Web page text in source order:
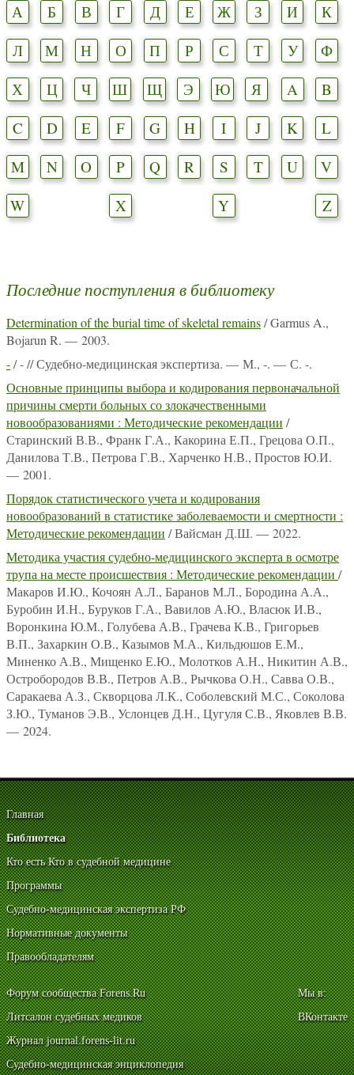
А Б В Г Д Е Ж З И
К
Л
М Н О П Р С Т У
Ф
Х
Ц Ч Ш Щ Э Ю Я A
B
C
D E F G H I J K
L
M
N O P Q R S T U
V
W
X Y Z
Последние поступления в библиотеку
Determination of the burial time of skeletal remains/ Garmus A.,
Bojarun R. — 2003.
-/ - // Судебно-медицинская экспертиза. — М., -. — С. -.
Основные принципы выбора и кодирования первоначальной
причины смерти больных со злокачественными
новообразованиями : Методические рекомендации /
Старинский В.В., Франк Г.А., Какорина Е.П., Грецова О.П.,
Данилова Т.В., Петрова Г.В., Харченко Н.В., Простов Ю.И.
— 2001.
Порядок статистического учета и кодирования
новообразований в статистике заболеваемости и смертности :
Методические рекомендации / Вайсман Д.Ш. — 2022.
Методика участия судебно-медицинского эксперта в осмотре
трупа на месте происшествия : Методические рекомендации /
Макаров И.Ю., Кочоян А.Л., Баранов М.Л., Бородина А.А.,
Буробин И.Н., Буруков Г.А., Вавилов А.Ю., Власюк И.В.,
Воронкина Ю.М., Голубева А.В., Грачева К.В., Григорьев
В.П., Захаркин О.В., Казымов М.А., Кильдюшов Е.М.,
Миненко А.В., Мищенко Е.Ю., Молотков А.Н., Никитин А.В.,
Остробородов В.В., Петров А.В., Рычкова О.Н., Савва О.В.,
Саракаева А.З., Скворцова Л.К., Соболевский М.С., Соколова
З.Ю., Туманов Э.В., Услонцев Д.Н., Цугуля С.В., Яковлев В.В.
— 2024.
Главная
Библиотека
Кто есть Кто в судебной медицине
Программы
Судебно-медицинская экспертиза РФ
Нормативные документы
Правообладателям
Форум сообщества Forens.Ru
Литсалон судебных медиков
Журнал journal.forens-lit.ru
Судебно-медицинская энциклопедия
Мы в:
ВКонтакте